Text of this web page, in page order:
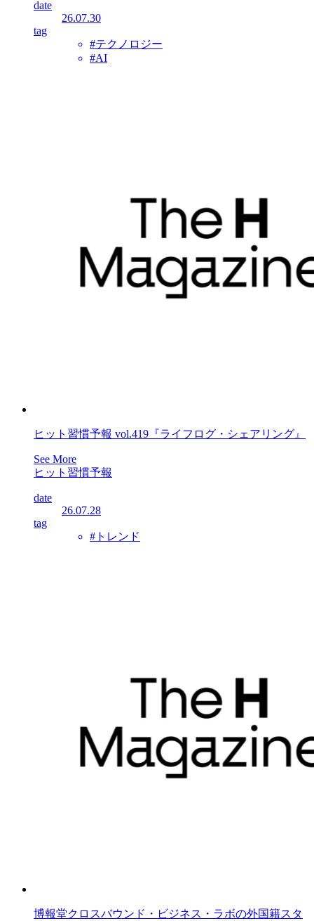
date
26.07.30
tag
#テクノロジー
#AI
ヒット習慣予報 vol.419『ライフログ・シェアリング』
See More
ヒット習慣予報
date
26.07.28
tag
#トレンド
博報堂クロスバウンド・ビジネス・ラボの外国籍スタ